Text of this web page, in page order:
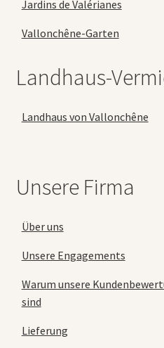
Jardins de Valérianes
Vallonchêne-Garten
Landhaus-
Landhaus von Vallonchêne
Unsere Firma
Über uns
Unsere Engagements
Warum unsere
sind
Lieferung